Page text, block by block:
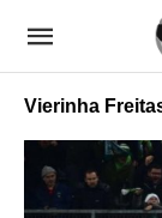
Vierinha